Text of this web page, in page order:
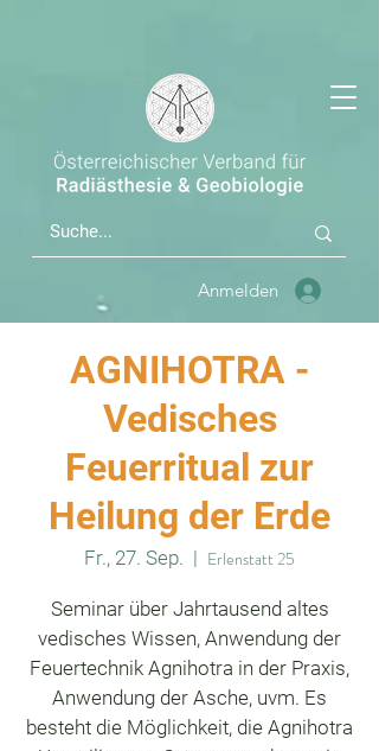
Anmelden
AGNIHOTRA -
Vedisches
Feuerritual zur
Heilung der Erde
Fr., 27. Sep.
  |
Erlenstatt 25
Seminar über Jahrtausend altes
vedisches Wissen, Anwendung der
Feuertechnik Agnihotra in der Praxis,
Anwendung der Asche, uvm. Es
besteht die Möglichkeit, die Agnihotra